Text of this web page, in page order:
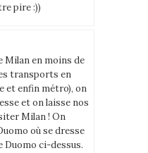
pire :))
Milan en moins de
transports en
et enfin métro), on
et on laisse nos
Milan ! On
où se dresse
Duomo ci-dessus.